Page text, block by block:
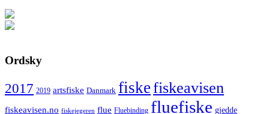
Ordsky
2017 2019 artsfiske Danmark fiskefiskeavisen
fiskeavisen.no fiskejegeren flue Fluebinding fluefiske gjedde